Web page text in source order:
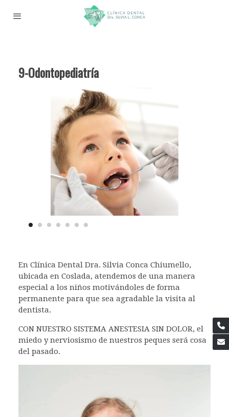
9-Odontopediatría
En Clínica Dental Dra. Silvia Conca Chiumello,
ubicada en Coslada, atendemos de una manera
especial a los niños motivándoles de forma
permanente para que sea agradable la visita al
dentista.
CON NUESTRO SISTEMA ANESTESIA SIN DOLOR, el
miedo y nerviosismo de nuestros peques será cosa
del pasado.